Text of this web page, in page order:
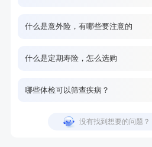
什么是意外险，有哪些要注意的
什么是定期寿险，怎么选购
哪些体检可以筛查疾病？
没有找到想要的问题？